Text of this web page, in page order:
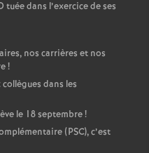
dans l’exercice de ses
nos carrières et nos
!
dans les
le 18 septembre!
(PSC), c’est